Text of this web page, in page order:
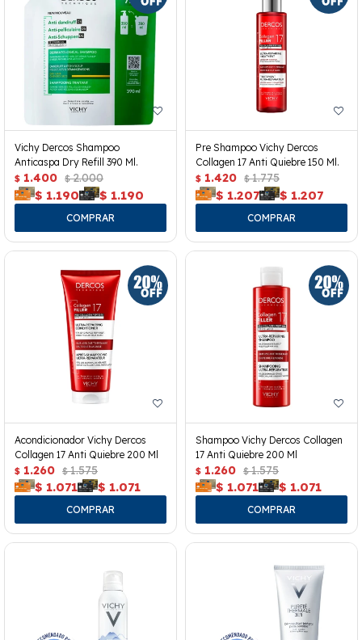
Vichy Dercos Shampoo
Anticaspa Dry Refill 390 Ml.
$ 1.400 $ 2.000
$ 1.190 $ 1.190
Pre Shampoo Vichy Dercos
Collagen 17 Anti Quiebre 150 Ml.
$ 1.420 $ 1.775
$ 1.207 $ 1.207
Acondicionador Vichy Dercos
Collagen 17 Anti Quiebre 200 Ml
$ 1.260 $ 1.575
$ 1.071 $ 1.071
Shampoo Vichy Dercos Collagen
17 Anti Quiebre 200 Ml
$ 1.260 $ 1.575
$ 1.071 $ 1.071